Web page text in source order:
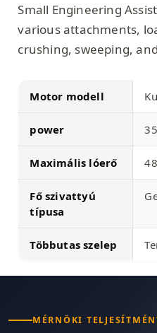
Small Engineering
various attachments,
crushing, sweeping,
Motor modell
power
Maximális lóerő
Fő szivattyú
típusa
Többutas szelep
MÉRNÖKI